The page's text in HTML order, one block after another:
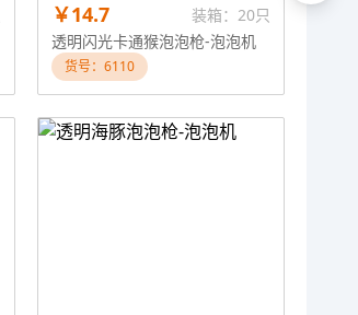
￥14.7
装箱：20只
透明闪光卡通猴泡泡枪-泡泡机
货号：6110